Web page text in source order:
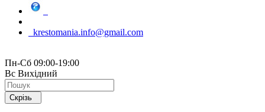
krestomania.info@gmail.com
Пн-Сб 09:00-19:00
Вс Вихідний
Скрізь